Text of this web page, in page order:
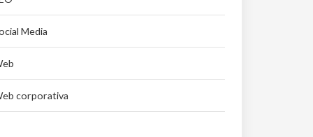
Media
corporativa